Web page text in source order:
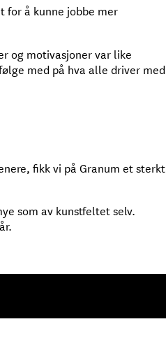
å kunne jobbe mer
og motivasjoner var like
med på hva alle driver med
fikk vi på Granum et sterkt
som av kunstfeltet selv.